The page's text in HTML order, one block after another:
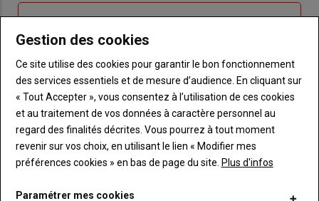
titre
TITRE CRÉEZ UN COMPTE
BodyChoisissez votre formule et créez votre
compte pour accéder à tout {nom-site}.
Créez un compte
Gestion des cookies
Ce site utilise des cookies pour garantir le bon fonctionnement
des services essentiels et de mesure d’audience. En cliquant sur
« Tout Accepter », vous consentez à l’utilisation de ces cookies
et au traitement de vos données à caractère personnel au
regard des finalités décrites. Vous pourrez à tout moment
revenir sur vos choix, en utilisant le lien « Modifier mes
préférences cookies » en bas de page du site. Plus d'infos
Paramétrer mes cookies